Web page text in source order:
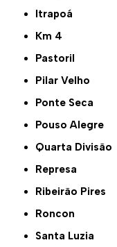
Itrapoá
Km 4
Pastoril
Pilar Velho
Ponte Seca
Pouso Alegre
Quarta Divisão
Represa
Ribeirão Pires
Roncon
Santa Luzia